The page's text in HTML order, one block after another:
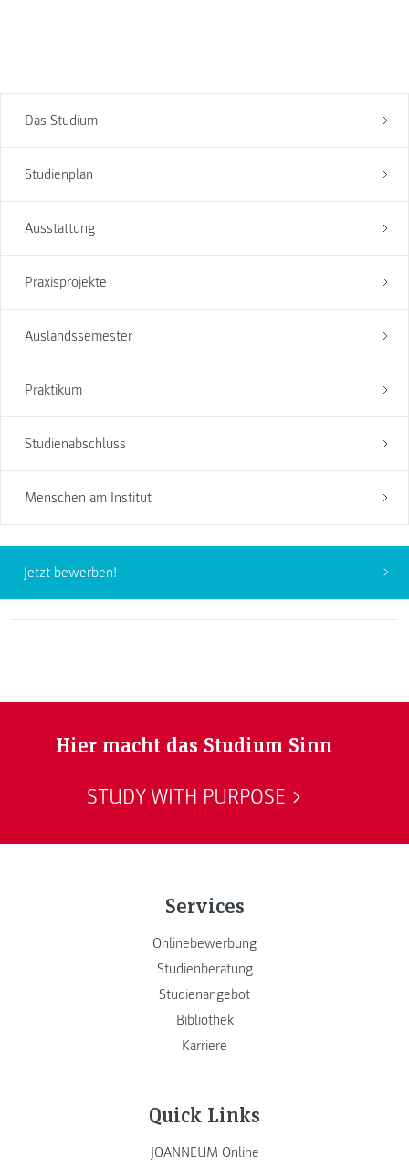
Das Studium
Studienplan
Ausstattung
Praxisprojekte
Auslandssemester
Praktikum
Studienabschluss
Menschen am Institut
Jetzt bewerben!
Hier macht das Studium Sinn
STUDY WITH PURPOSE
Services
Onlinebewerbung
Studienberatung
Studienangebot
Bibliothek
Karriere
Quick Links
JOANNEUM Online